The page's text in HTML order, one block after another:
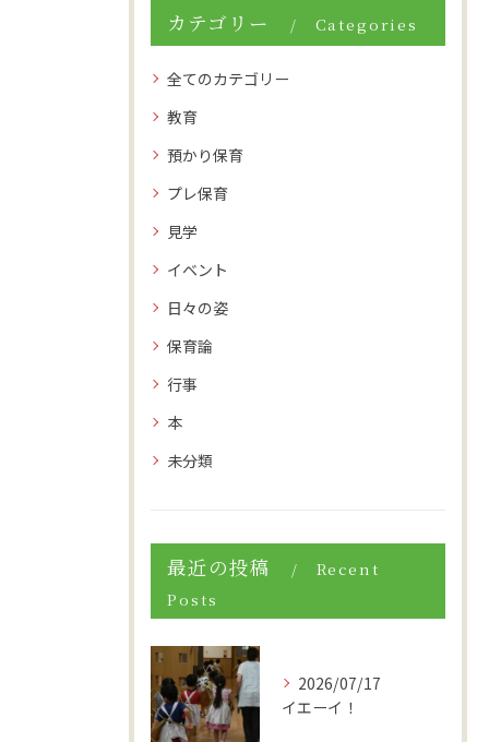
カテゴリー Categories
全てのカテゴリー
教育
預かり保育
プレ保育
見学
イベント
日々の姿
保育論
行事
本
未分類
最近の投稿
Recent
Posts
2026/07/17
イエーイ！